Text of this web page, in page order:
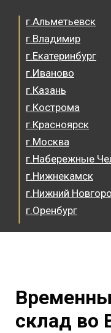
г.Альметьевск
г.Владимир
г.Екатеринбург
г.Иваново
г.Казань
г.Кострома
г.Красноярск
г.Москва
г.Набережные
г.Нижнекамск
г.Нижний
г.Оренбург
склад во